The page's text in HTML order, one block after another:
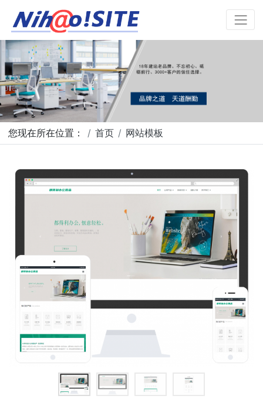
您现在所在位置： 首页 网站模板